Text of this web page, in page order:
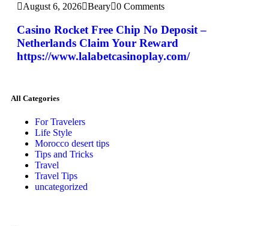
August 6, 2026 Beary 0 Comments
Casino Rocket Free Chip No Deposit –
Netherlands Claim Your Reward
https://www.lalabetcasinoplay.com/
All Categories
For Travelers
Life Style
Morocco desert tips
Tips and Tricks
Travel
Travel Tips
uncategorized